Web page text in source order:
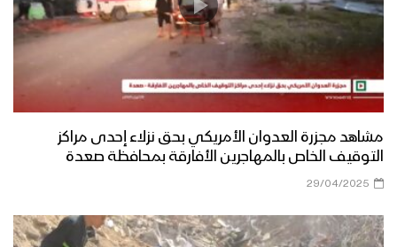
مشاهد مجزرة العدوان الأمريكي بحق نزلاء إحدى مراكز
التوقيف الخاص بالمهاجرين الأفارقة بمحافظة صعدة
29/04/2025